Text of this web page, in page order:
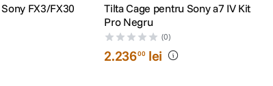
FX3/FX30
Tilta Cage pentru Sony a7 IV Kit
Pro Negru
(0)
2.23600 lei